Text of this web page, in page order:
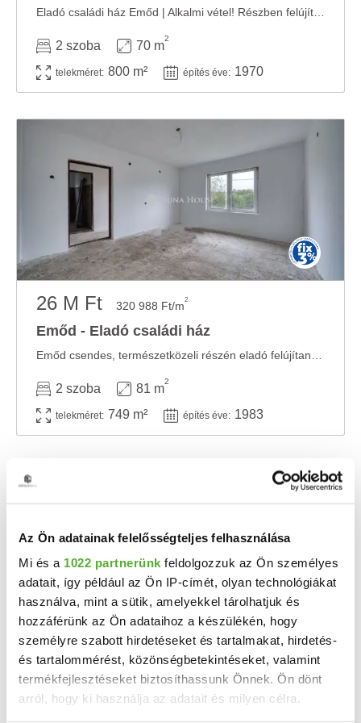
Az Ön adatainak felelősségteljes felhasználása
Mi és a 1022 partnerünk feldolgozzuk az Ön személyes
adatait, így például az Ön IP-címét, olyan technológiákat
használva, mint a sütik, amelyekkel tárolhatjuk és
hozzáférünk az Ön adataihoz a készülékén, hogy
személyre szabott hirdetéseket és tartalmakat, hirdetés-
és tartalommérést, közönségbetekintéseket, valamint
termékfejlesztéseket biztosíthassunk Önnek. Ön dönt
arról, hogy ki használja az adatait és milyen célra.
2 szoba 70 m
2
telekméret: 800 m² építés éve: 1970
26 M Ft 320 988 Ft/m2
Emőd - Eladó családi ház
2 szoba 81 m
2
telekméret: 749 m² építés éve: 1983
215 M Ft 1 535 714 Ft/m2
Emőd - Eladó családi ház